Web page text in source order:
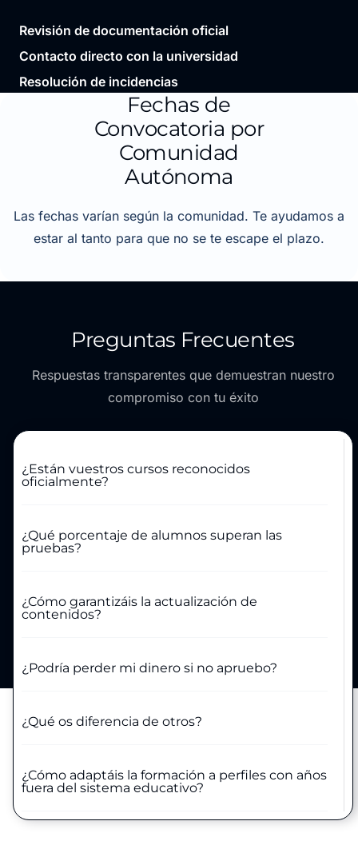
Revisión de documentación oficial
Contacto directo con la universidad
Resolución de incidencias
Fechas de
Convocatoria por
Comunidad
Autónoma
Las fechas varían según la comunidad. Te ayudamos a
estar al tanto para que no se te escape el plazo.
Preguntas Frecuentes
Respuestas transparentes que demuestran nuestro
compromiso con tu éxito
¿Están vuestros cursos reconocidos
oficialmente?
¿Qué porcentaje de alumnos superan las
pruebas?
¿Cómo garantizáis la actualización de
contenidos?
¿Podría perder mi dinero si no apruebo?
¿Qué os diferencia de otros?
¿Cómo adaptáis la formación a perfiles con años
fuera del sistema educativo?